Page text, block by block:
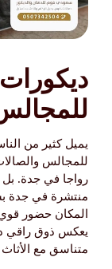
يميل كثير من
للمجالس
رواجا في جدة.
منتشرة في جدة
المكان حضور
يعكس ذوق راقي
متناسق مع الأثاث